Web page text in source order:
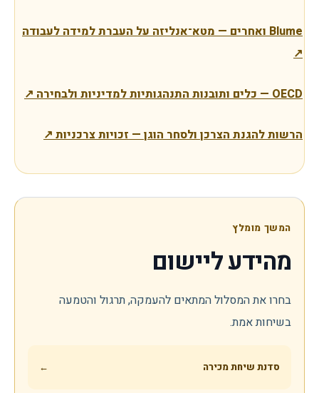
Blume ואחרים — מטא־אנליזה על העברת למידה לעבודה
↗
OECD — כלים ותובנות התנהגותיות למדיניות ולבחירה ↗
הרשות להגנת הצרכן ולסחר הוגן — זכויות צרכניות↗
המשך מומלץ
מהידע ליישום
בחרו את המסלול המתאים להעמקה, תרגול והטמעה
בשיחות אמת.
סדנת שיחת מכירה ←